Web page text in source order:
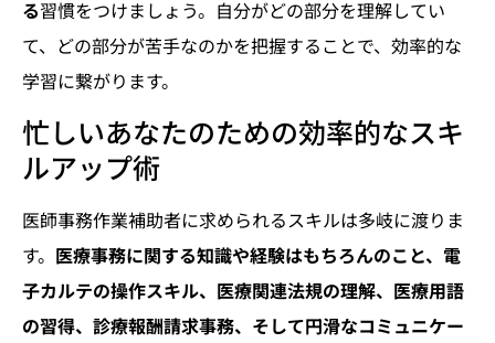
る習慣をつけましょう。自分がどの部分を理解してい
て、どの部分が苦手なのかを把握することで、効率的な
学習に繋がります。
忙しいあなたのための効率的なスキ
ルアップ術
医師事務作業補助者に求められるスキルは多岐に渡りま
す。 医療事務に関する知識や経験はもちろんのこと、電
子カルテの操作スキル、医療関連法規の理解、医療用語
の習得、診療報酬請求事務、そして円滑なコミュニケー